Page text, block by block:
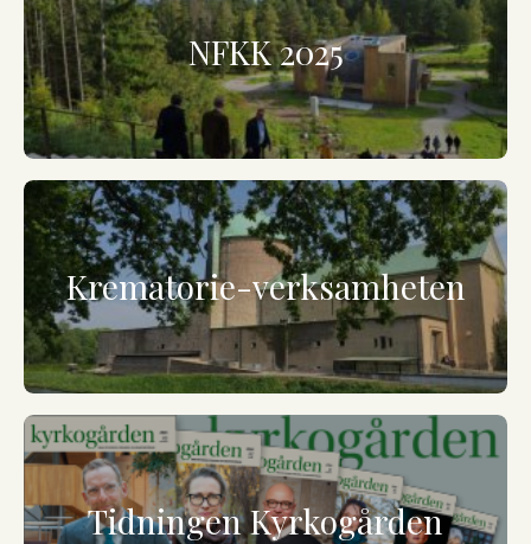
NFKK 2025
Krematorie-verksamheten
Tidningen Kyrkogården